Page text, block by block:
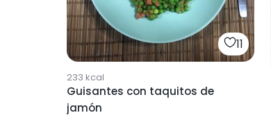
11
233 kcal
Guisantes con taquitos de
jamón